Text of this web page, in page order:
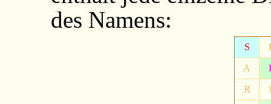
des Namens:
S
A
R